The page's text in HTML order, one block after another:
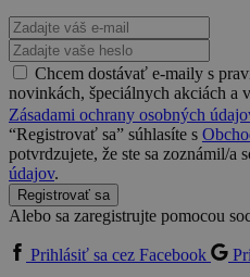
Chcem dostávať e-maily s
novinkách, špeciálnych akciách a
Zásadami ochrany osobných
“Registrovať sa” súhlasíte s
potvrdzujete, že ste sa zoznámil/a
údajov.
Registrovať sa
Alebo sa zaregistrujte pomocou
Prihlásiť sa cez Facebook